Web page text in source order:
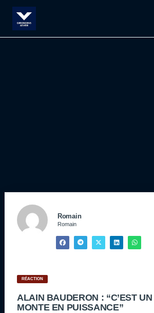
Romain
Romain
RÉACTION
ALAIN BAUDERON : “C’EST
MONTE EN PUISSANCE”